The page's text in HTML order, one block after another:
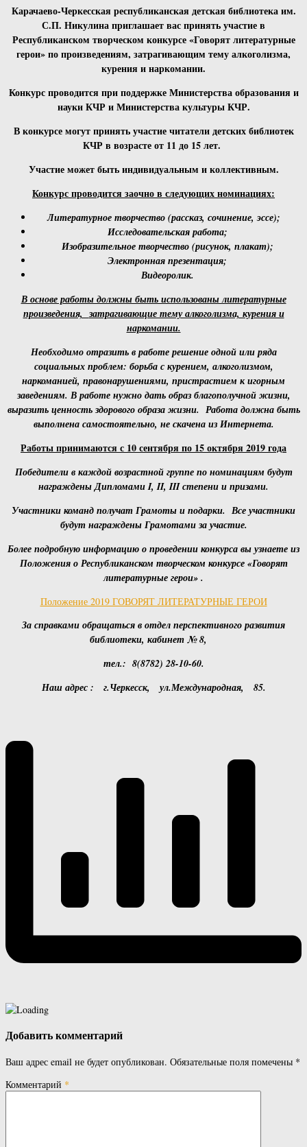
Карачаево-Черкесская республиканская детская библиотека им.
С.П. Никулинаприглашает вас принять участие в
Республиканском творческом конкурсе «Говорят литературные
герои» по произведениям, затрагивающим тему алкоголизма,
курения и наркомании.
Конкурс проводится при поддержке Министерства образования и
науки КЧР и Министерства культуры КЧР.
В конкурсе могут принять участие читатели детских библиотек
КЧР в возрасте от 11 до 15 лет.
Участие может быть индивидуальным и коллективным.
Конкурс проводится заочнов следующих номинациях:
Литературное творчество (рассказ, сочинение, эссе);
Исследовательская работа;
Изобразительное творчество (рисунок, плакат);
Электронная презентация;
Видеоролик.
В основе работы должны быть использованы литературные
произведения, затрагивающие тему алкоголизма, курения и
наркомании.
Необходимо отразить в работе решение одной или ряда
социальных проблем: борьба с курением, алкоголизмом,
наркоманией, правонарушениями, пристрастием к игорным
заведениям. В работе нужно дать образ благополучной жизни,
выразить ценность здорового образа жизни. Работа должна быть
выполнена самостоятельно, не скачена из Интернета.
Работы принимаются с 10 сентября по ­­­­­­­15 октября 2019 года
Победители в каждой возрастной группе по номинациям будут
награждены ДипломамиI,II,IIIстепени и призами.
Участники команд получат Грамоты и подарки. Все участники
будут награждены Грамотами за участие.
Более подробную информацию о проведении конкурса вы узнаете из
Положения о Республиканском творческом конкурсе «Говорят
литературные герои» .
Положение 2019 ГОВОРЯТ ЛИТЕРАТУРНЫЕ ГЕРОИ
За справками обращаться в отдел перспективного развития
библиотеки, кабинет № 8,
тел.: 8(8782) 28-10-60.
Наш адрес : г.Черкесск, ул.Международная, 85.
Добавить комментарий
Ваш адрес email не будет опубликован. Обязательные поля помечены *
Комментарий *